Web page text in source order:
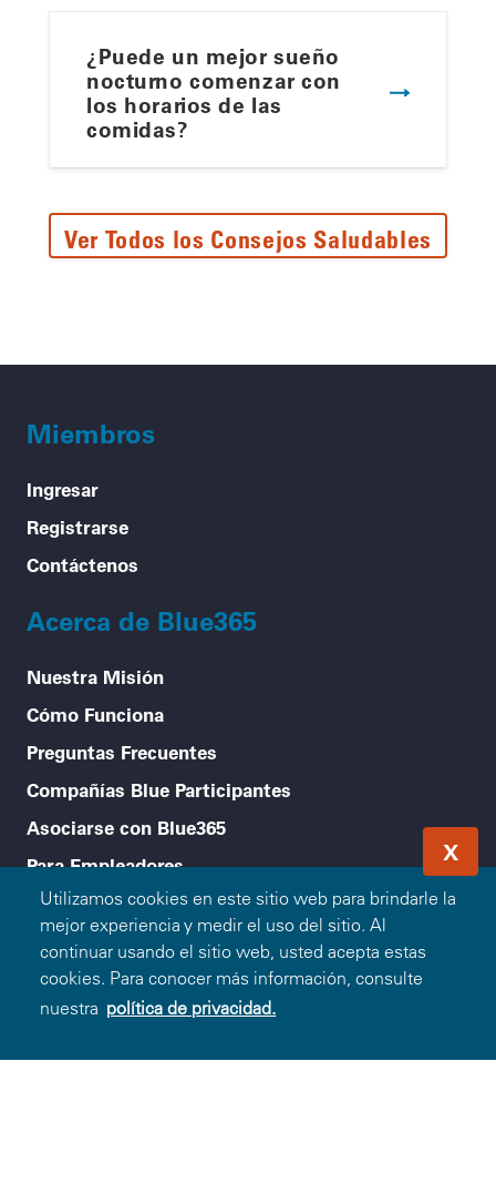
Utilizamos cookies en este sitio web para brindarle la
mejor experiencia y medir el uso del sitio. Al
continuar usando el sitio web, usted acepta estas
cookies. Para conocer más información, consulte
nuestra política de privacidad.
X
¿Puede un mejor sueño
nocturno comenzar con
los horarios de las
comidas?
Ver Todos los Consejos Saludables
Miembros
Ingresar
Registrarse
Contáctenos
Acerca de Blue365
Nuestra Misión
Cómo Funciona
Preguntas Frecuentes
Compañías Blue Participantes
Asociarse con Blue365
Para Empleadores
Consejos Saludables
Accesibilidad
Legal menu
Política de Privacidad